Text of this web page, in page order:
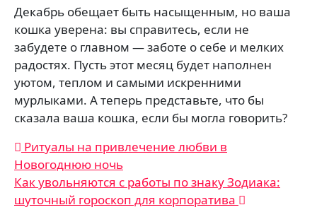
Декабрь обещает быть насыщенным, но ваша
кошка уверена: вы справитесь, если не
забудете о главном — заботе о себе и мелких
радостях. Пусть этот месяц будет наполнен
уютом, теплом и самыми искренними
мурлыками. А теперь представьте, что бы
сказала ваша кошка, если бы могла говорить?
Навигация
по
записям
Ритуалы на привлечение любви в
Новогоднюю ночь
Как увольняются с работы по знаку Зодиака:
шуточный гороскоп для корпоратива